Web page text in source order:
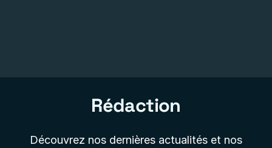
Rédaction
Découvrez nos dernières actualités et nos